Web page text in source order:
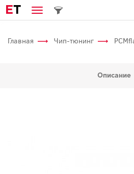
ET
Главная Чип-тюнинг
Описание